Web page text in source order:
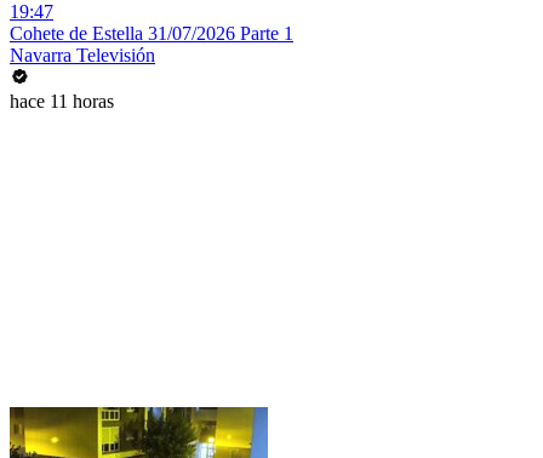
19:47
Cohete de Estella 31/07/2026 Parte 1
Navarra Televisión
hace 11 horas